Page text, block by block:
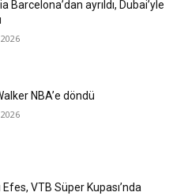
Barcelona’dan ayrıldı, Dubai’yle
NBA’e döndü
VTB Süper Kupası’nda